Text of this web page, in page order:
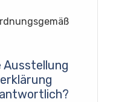
Ausstellung